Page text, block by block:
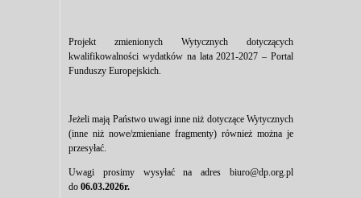
Projekt zmienionych Wytycznych dotyczących
kwalifikowalności wydatków na lata 2021-2027 – Portal
Funduszy Europejskich.
Jeżeli mają Państwo uwagi inne niż dotyczące Wytycznych
(inne niż nowe/zmieniane fragmenty) również można je
przesyłać.
Uwagi prosimy wysyłać na adres biuro@dp.org.pl
do 06.03.2026r.